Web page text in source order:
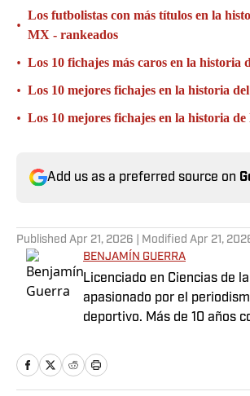
•
Los futbolistas con más títulos en la
MX - rankeados
• Los 10 fichajes más caros en la historia
• Los 10 mejores fichajes en la historia
• Los 10 mejores fichajes en la historia
Add us as a preferred source on
Published Apr 21, 2026 | Modified Apr 21,
BENJAMÍN GUERRA
Licenciado en Ciencias de
apasionado por el
deportivo. Más de 10 años